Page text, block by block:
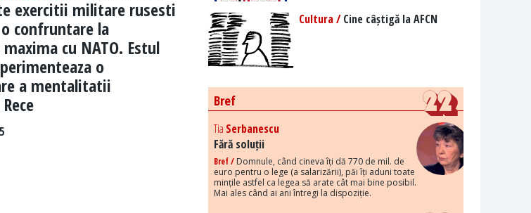
exercitii militare rusesti
confruntare la
cu NATO. Estul
o
a mentalitatii
Cultura /Cine câștigă la AFCN
Bref
Tia Serbanescu
Fără soluții
Bref / Domnule, când cineva îți dă 770 de mil. de
euro pentru o lege (a salarizării), păi îți aduni toate
mințile astfel ca legea să arate cât mai bine posibil.
Mai ales când ai ani întregi la dispoziție.